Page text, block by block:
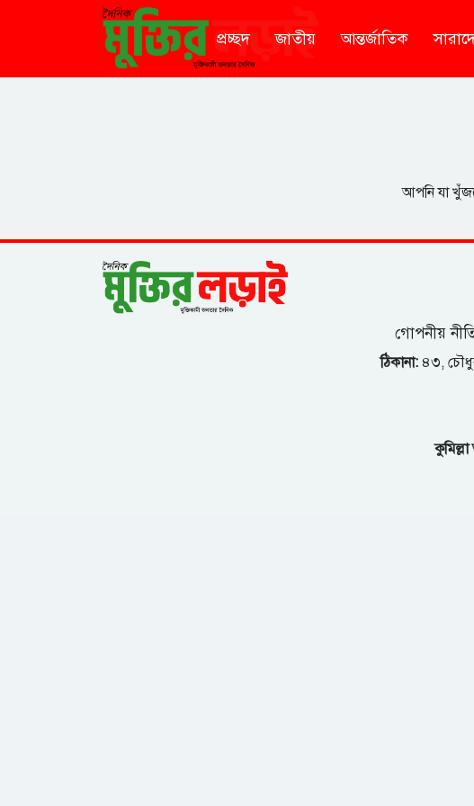
প্রচ্ছদ জাতীয় আন্তর্জাতিক
আপনি যা
গোপনীয়
ঠিকানা: ৪৩,